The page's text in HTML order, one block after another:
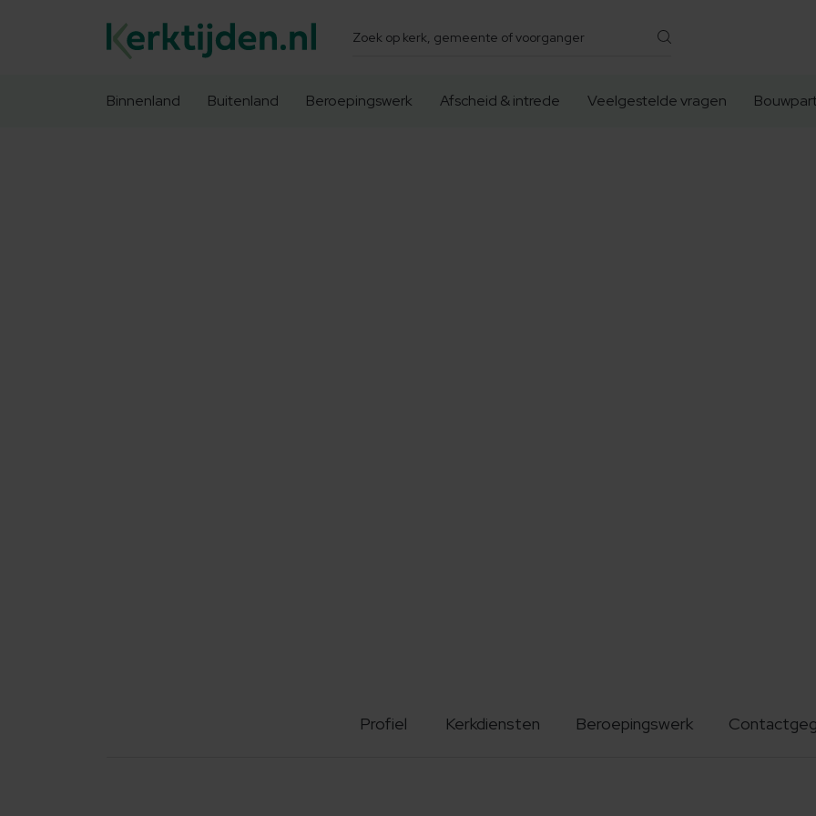
Zoeken
Binnenland Buitenland Beroepingswerk Afscheid & intrede Veelgestelde vragen
Profiel Kerkdiensten Beroepingswerk